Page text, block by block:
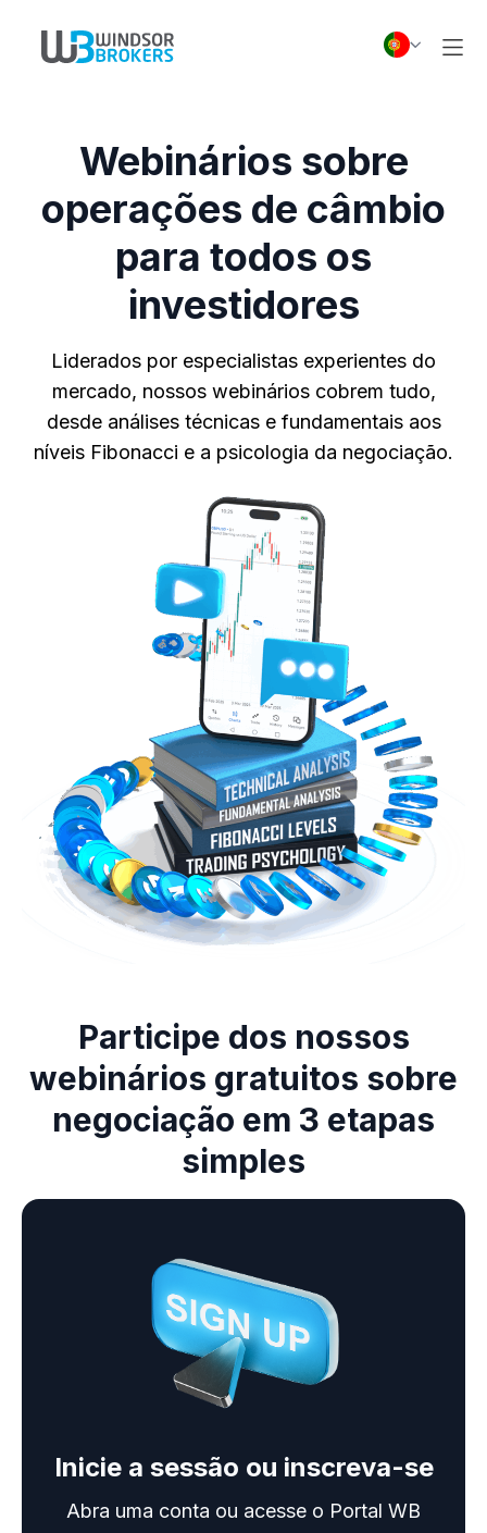
Webinários sobre
operações de câmbio
para todos os
investidores
Liderados por especialistas experientes do
mercado, nossos webinários cobrem tudo,
desde análises técnicas e fundamentais aos
níveis Fibonacci e a psicologia da negociação.
Participe dos nossos
webinários gratuitos sobre
negociação em 3 etapas
simples
Inicie a sessão ou inscreva-se
Abra uma conta ou acesse o Portal WB